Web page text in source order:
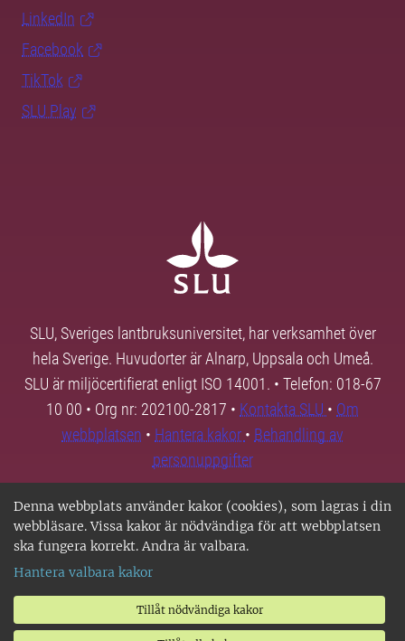
Denna webbplats använder kakor (cookies), som lagras i din
webbläsare. Vissa kakor är nödvändiga för att webbplatsen
ska fungera korrekt. Andra är valbara.
Hantera valbara kakor
Tillåt nödvändiga kakor
LinkedIn
Facebook
TikTok
SLU Play
SLU, Sveriges lantbruksuniversitet, har verksamhet över
hela Sverige. Huvudorter är Alnarp, Uppsala och Umeå.
SLU är miljöcertifierat enligt ISO 14001. • Telefon: 018-67
10 00 • Org nr: 202100-2817 • Kontakta SLU • Om
webbplatsen • Hantera kakor • Behandling av
personuppgifter